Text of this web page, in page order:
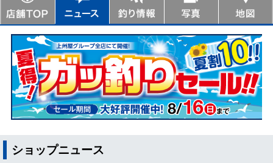
ショップニュース